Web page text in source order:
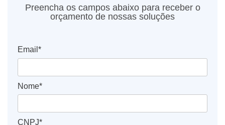
Preencha os campos abaixo para receber o
orçamento de nossas soluções
Email*
Nome*
CNPJ*